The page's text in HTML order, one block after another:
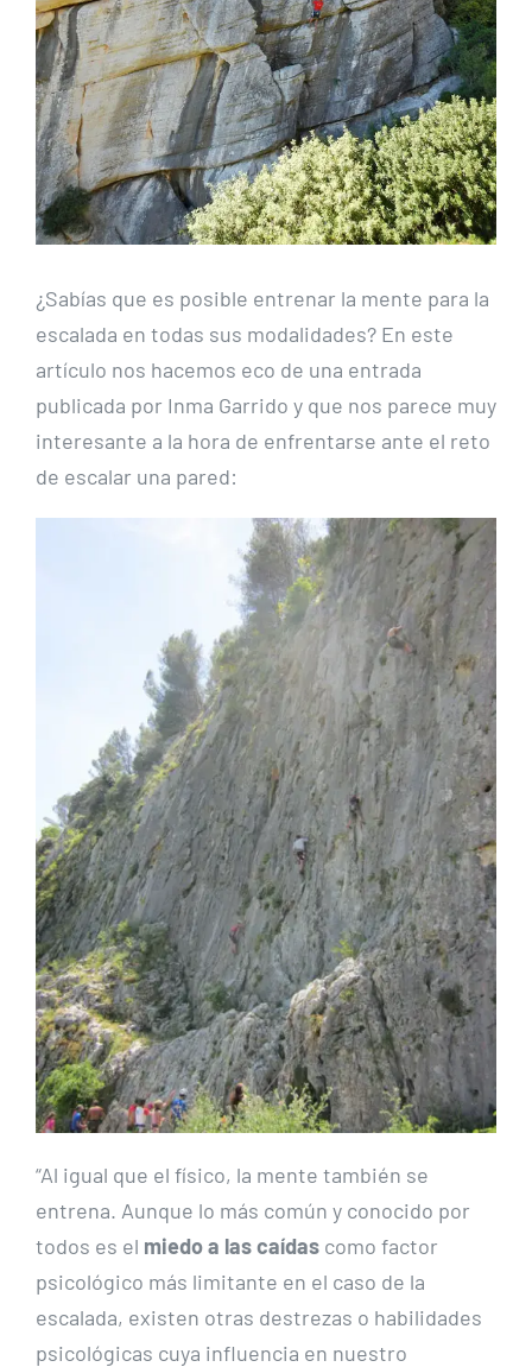
¿Sabías que es posible entrenar la mente para la
escalada en todas sus modalidades? En este
artículo nos hacemos eco de una entrada
publicada por Inma Garrido y que nos parece muy
interesante a la hora de enfrentarse ante el reto
de escalar una pared:
“Al igual que el físico, la mente también se
entrena. Aunque lo más común y conocido por
todos es el miedo a las caídas como factor
psicológico más limitante en el caso de la
escalada, existen otras destrezas o habilidades
psicológicas cuya influencia en nuestro